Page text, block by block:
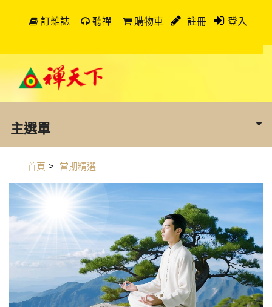
訂雜誌 聽禪 購物車 註冊 登入
主選單
首頁 > 當期精選